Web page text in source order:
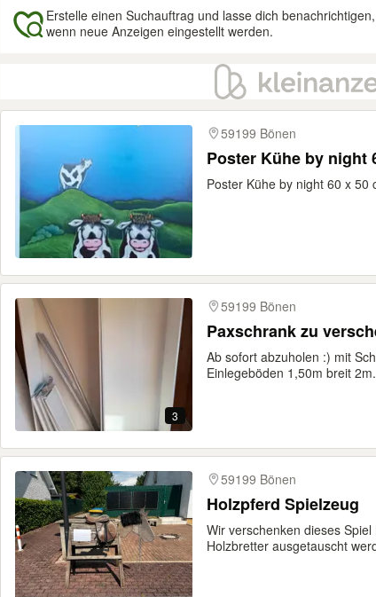
Erstelle einen Suchauftrag und lasse dich benachrichtigen,
wenn neue Anzeigen eingestellt werden.
Ergebnisse
59199 Bönen
Poster Kühe by night
Poster Kühe by night 60 x 50
3
59199 Bönen
Paxschrank zu
Ab sofort abzuholen :) mit
Einlegeböden 1,50m breit
59199 Bönen
Holzpferd Spielzeug
Wir verschenken dieses
Holzbretter ausgetauscht